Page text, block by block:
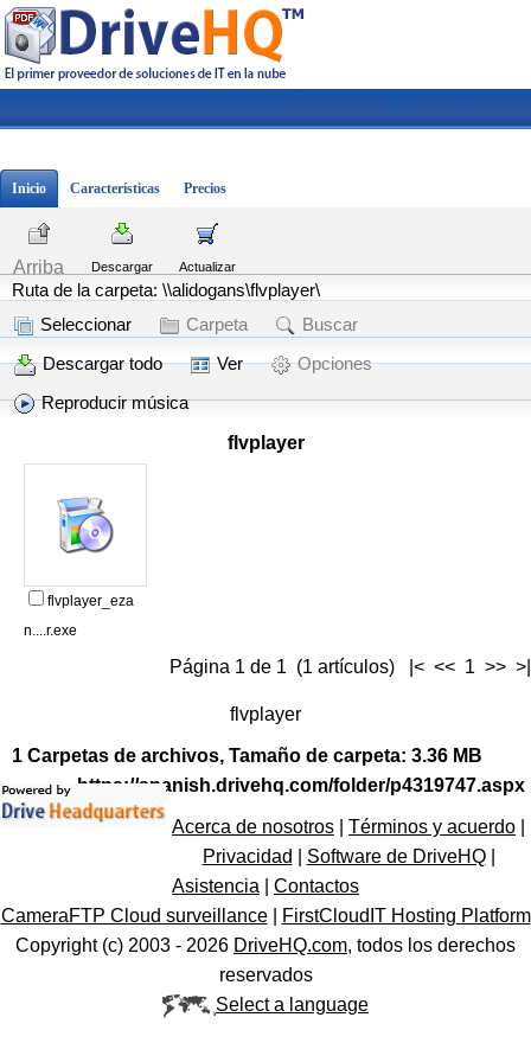
Registrarse Iniciar sesión
Inicio Características Precios
Arriba Descargar Actualizar
Ruta de la carpeta: \\alidogans\flvplayer\
Seleccionar
Carpeta
Buscar
Descargar todo
Ver
Opciones
Reproducir música
flvplayer
flvplayer_eza
n....r.exe
Página 1 de 1 (1 artículos) |< << 1 >> >|
flvplayer
1 Carpetas de archivos, Tamaño de carpeta: 3.36 MB
https://spanish.drivehq.com/folder/p4319747.aspx
Acerca de nosotros Términos y acuerdo
Privacidad
Software de DriveHQ|
Asistencia
Contactos
CameraFTP Cloud surveillance|
FirstCloudIT Hosting Platform
Copyright (c) 2003 - 2026 DriveHQ.com, todos los derechos
reservados
Select a language